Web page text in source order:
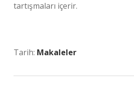
tartışmaları içerir.
Tarih: Makaleler